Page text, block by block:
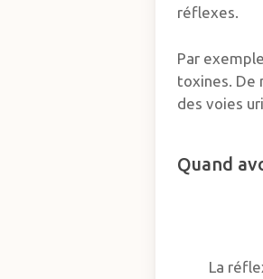
réflexes.
Par
toxines. De
des voies
Quand
La